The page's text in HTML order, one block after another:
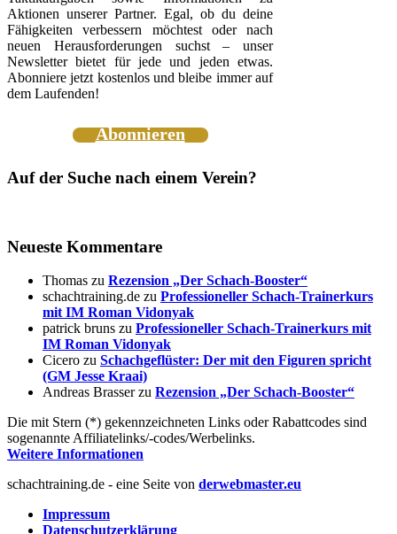
Aktionen unserer Partner. Egal, ob du deine
Fähigkeiten verbessern möchtest oder nach
neuen Herausforderungen suchst – unser
Newsletter bietet für jede und jeden etwas.
Abonniere jetzt kostenlos und bleibe immer auf
dem Laufenden!
Abonnieren
Auf der Suche nach einem Verein?
Neueste Kommentare
Thomas zu Rezension „Der Schach-Booster“
schachtraining.de zu Professioneller Schach-Trainerkurs
mit IM Roman Vidonyak
patrick bruns zu Professioneller Schach-Trainerkurs mit
IM Roman Vidonyak
Cicero zu Schachgeflüster: Der mit den Figuren spricht
(GM Jesse Kraai)
Andreas Brasserzu Rezension „Der Schach-Booster“
Die mit Stern (*) gekennzeichneten Links oder Rabattcodes sind
sogenannte Affiliatelinks/-codes/Werbelinks.
Weitere Informationen
schachtraining.de - eine Seite von derwebmaster.eu
Impressum
Datenschutzerklärung